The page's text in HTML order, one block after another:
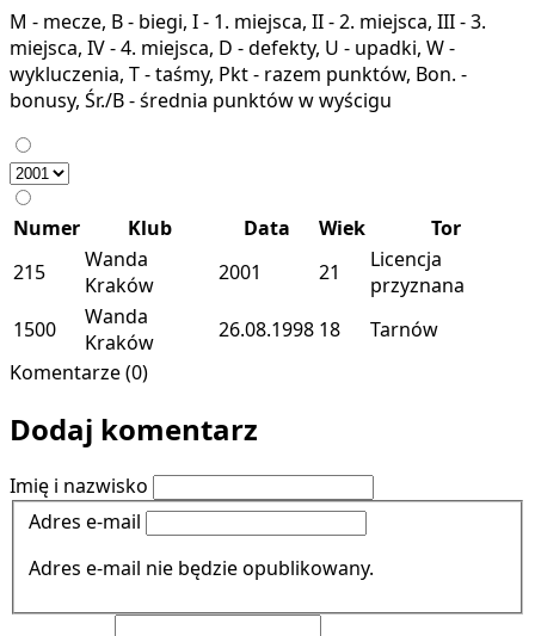
M - mecze, B - biegi, I - 1. miejsca, II - 2. miejsca, III - 3.
miejsca, IV - 4. miejsca, D - defekty, U - upadki, W -
wykluczenia, T - taśmy, Pkt - razem punktów, Bon. -
bonusy, Śr./B - średnia punktów w wyścigu
Numer Klub Data Wiek
Tor
215
Wanda
Kraków
2001 21
Licencja
przyznana
1500
Wanda
Kraków
26.08.1998 18
Tarnów
Komentarze (0)
Dodaj komentarz
Imię i nazwisko
Adres e-mail
Adres e-mail nie będzie opublikowany.